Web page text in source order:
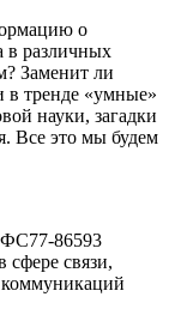
о
в различных
Заменит ли
в тренде «умные»
науки, загадки
Все это мы будем
86593
связи,